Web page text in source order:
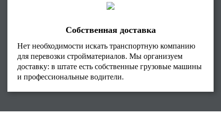
Собственная доставка
Нет необходимости искать транспортную компанию
для перевозки стройматериалов. Мы организуем
доставку: в штате есть собственные грузовые машины
и профессиональные водители.